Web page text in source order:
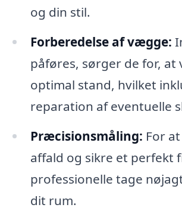
og din stil.
Forberedelse af vægge:
påføres, sørger de for, at
optimal stand, hvilket
reparation af eventuelle
Præcisionsmåling: For
affald og sikre et perfekt
professionelle tage
dit rum.